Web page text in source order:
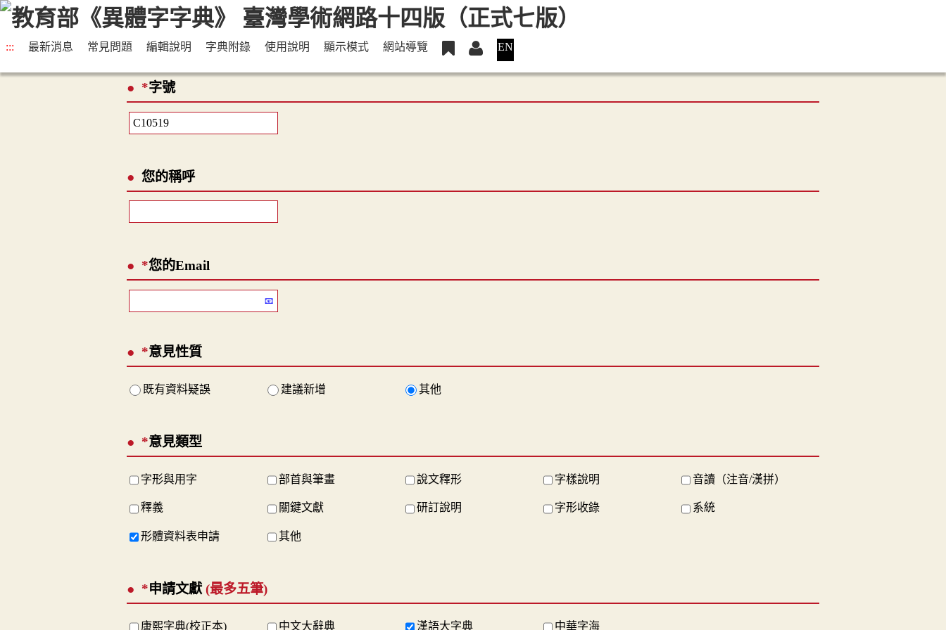
::: 最新消息 常見問題 編輯說明 字典附錄 使用說明 顯示模式 網站導覽 EN
*字號
您的稱呼
*您的Email
*意見性質
既有資料疑誤 建議新增 其他
*意見類型
字形與用字 部首與筆畫 說文釋形 字樣說明 音讀（注音/漢拼）
釋義 關鍵文獻 研訂說明 字形收錄 系統
形體資料表申請 其他
*申請文獻(最多五筆)
康熙字典(校正本) 中文大辭典 漢語大字典 中華字海